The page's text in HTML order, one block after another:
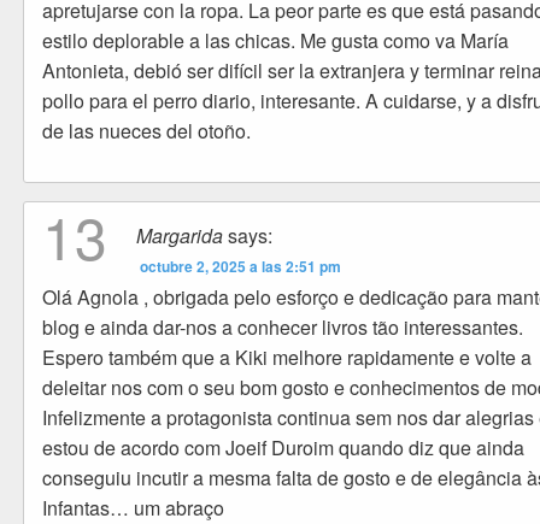
apretujarse con la ropa. La peor parte es que está
estilo deplorable a las chicas. Me gusta como va María
Antonieta, debió ser difícil ser la extranjera y terminar
pollo para el perro diario, interesante. A cuidarse, y a
de las nueces del otoño.
13 Margaridasays:
octubre 2, 2025 a las 2:51 pm
Olá Agnola , obrigada pelo esforço e dedicação para
blog e ainda dar-nos a conhecer livros tão interessantes.
Espero também que a Kiki melhore rapidamente e volte a
deleitar nos com o seu bom gosto e conhecimentos de
Infelizmente a protagonista continua sem nos dar alegrias
estou de acordo com Joeif Duroim quando diz que ainda
conseguiu incutir a mesma falta de gosto e de elegância
Infantas… um abraço